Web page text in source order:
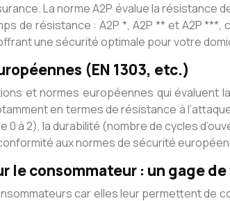
La norme A2P évalue la
de résistance : A2P *, A2P ** et A2P
une sécurité optimale pour votre
(EN 1303, etc.)
et normes européennes qui
en termes de résistance à
0 à 2), la durabilité (nombre de cycles
aux normes de sécurité
le consommateur : un gage
car elles leur permettent de